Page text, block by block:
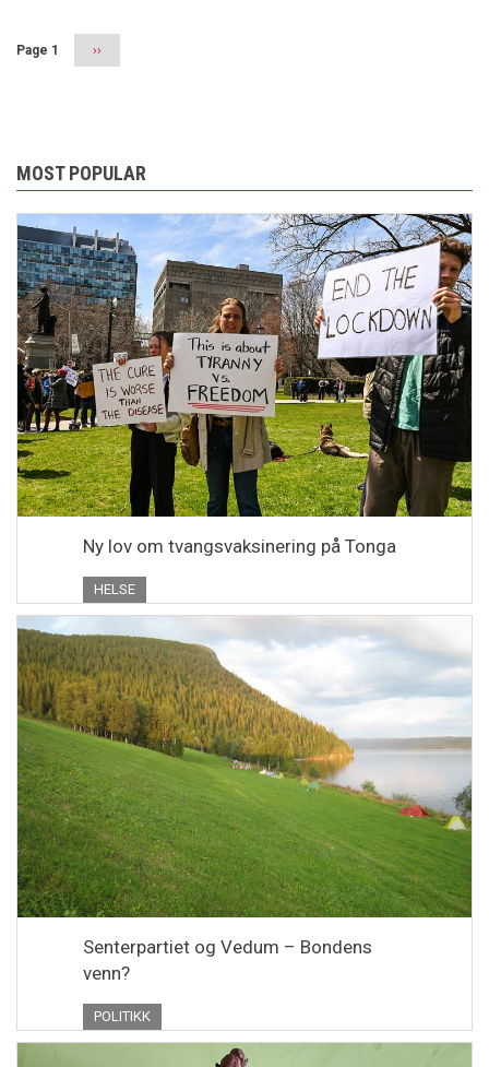
Page 1
Next
page
››
MOST POPULAR
Ny lov om tvangsvaksinering på Tonga
HELSE
Senterpartiet og Vedum – Bondens
venn?
POLITIKK